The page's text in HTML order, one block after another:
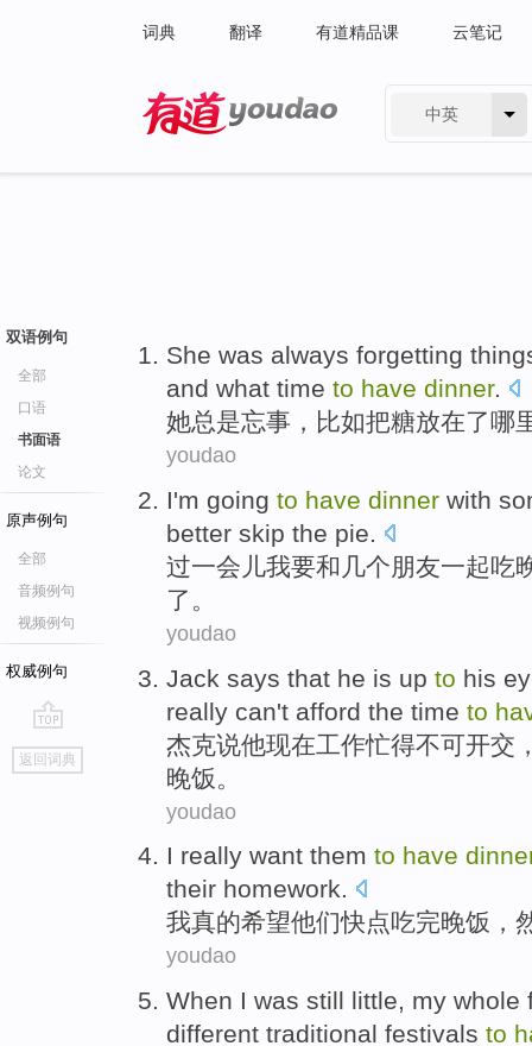
词典 翻译 有道精品课 云笔记
中英
双语例句
全部
口语
书面语
论文
原声例句
全部
音频例句
视频例句
权威例句
go
top
返回词典
She was always forgetting
and what time to have dinner.
她总是忘事，比如把糖放在了哪
youdao
I'm going to have dinner with
better skip the pie.
过一会儿我要和 几个朋友一起吃
了 。
youdao
Jack says that he is up to his
really can't afford the time to
杰克说他现在工作忙得不可开交
晚饭。
youdao
I really want them to have
their homework.
我真的希望他们快点吃完晚饭，
youdao
When I was still little, my
different traditional festivals to